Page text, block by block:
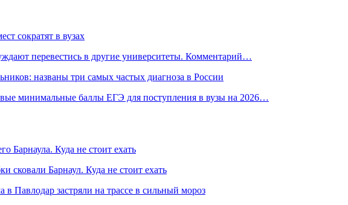
сократят в вузах
перевестись в другие университеты. Комментарий…
названы три самых частых диагноза в России
минимальные баллы ЕГЭ для поступления в вузы на 2026…
Барнаула. Куда не стоит ехать
сковали Барнаул. Куда не стоит ехать
в Павлодар застряли на трассе в сильный мороз